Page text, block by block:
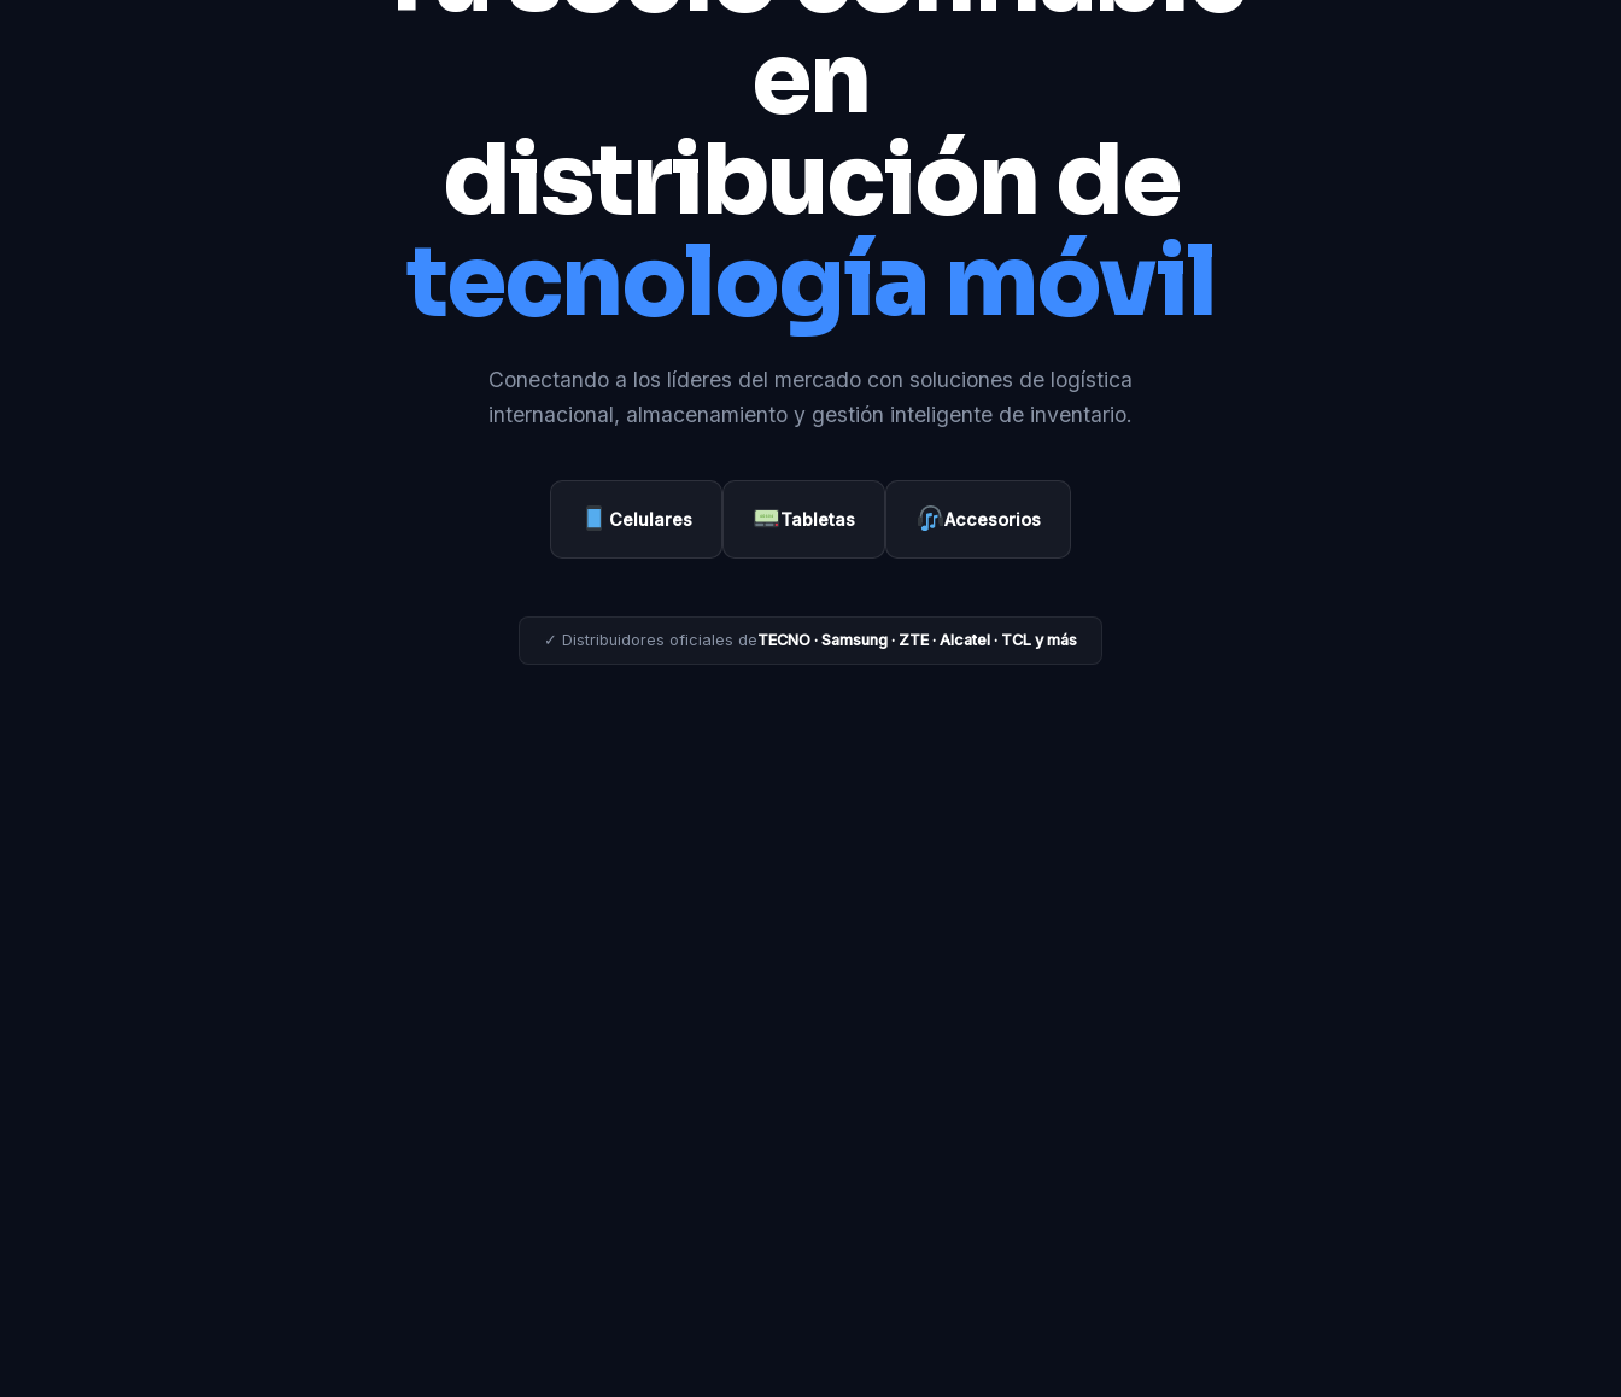
en
distribución de
tecnología móvil
Conectando a los líderes del mercado con soluciones de logística
internacional, almacenamiento y gestión inteligente de inventario.
Celulares Tabletas Accesorios
✓ Distribuidores oficiales deTECNO · Samsung · ZTE · Alcatel · TCL y más